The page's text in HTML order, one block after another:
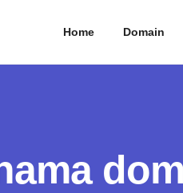
Home Domain